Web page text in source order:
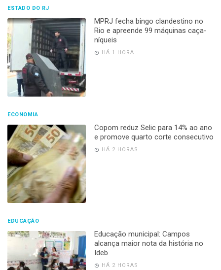
ESTADO DO RJ
MPRJ fecha bingo clandestino no
Rio e apreende 99 máquinas caça-
níqueis
HÁ 1 HORA
ECONOMIA
Copom reduz Selic para 14% ao ano
e promove quarto corte consecutivo
HÁ 2 HORAS
EDUCAÇÃO
Educação municipal: Campos
alcança maior nota da história no
Ideb
HÁ 2 HORAS